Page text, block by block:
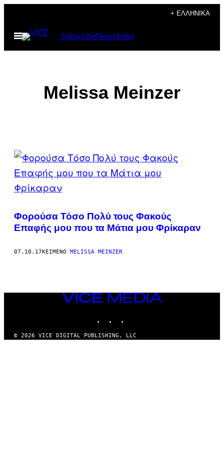
περιεχόμενο
+ ΕΛΛΗΝΙΚΆ
Ανοίξτε
το
μενού
SubscribeNewsletter
Melissa Meinzer
POSTS
BY
THIS
AUTHOR
Φορούσα Τόσο Πολύ τους Φακούς
Επαφής μου που τα Μάτια μου Φρίκαραν
07.10.17ΚΕΊΜΕΝΟ MELISSA MEINZER
VICE
MEDIA
© 2026 VICE DIGITAL PUBLISHING, LLC